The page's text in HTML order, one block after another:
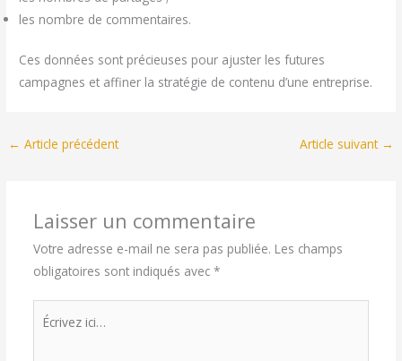
les nombre de commentaires.
Ces données sont précieuses pour ajuster les futures
campagnes et affiner la stratégie de contenu d’une entreprise.
← Article précédent Article suivant →
Laisser un commentaire
Votre adresse e-mail ne sera pas publiée. Les champs
obligatoires sont indiqués avec *
Écrivez